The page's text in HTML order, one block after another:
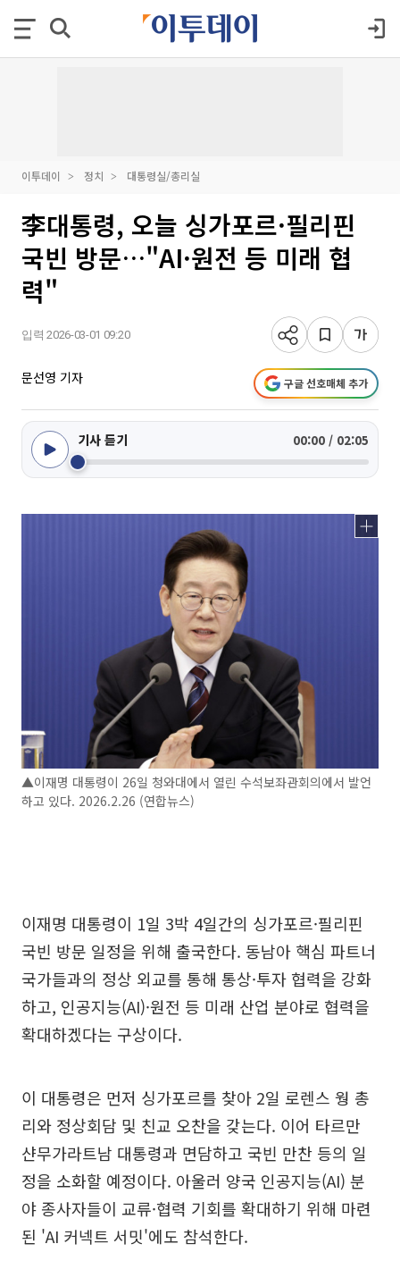
이투데이 정치 대통령실/총리실
李대통령, 오늘 싱가포르·필리핀
국빈 방문…"AI·원전 등 미래 협
력"
입력 2026-03-01 09:20
문선영 기자 구글 선호매체 추가
기사 듣기 00:00 / 02:05
▲이재명 대통령이 26일 청와대에서 열린 수석보좌관회의에서 발언
하고 있다. 2026.2.26 (연합뉴스)
이재명 대통령이 1일 3박 4일간의 싱가포르·필리핀
국빈 방문 일정을 위해 출국한다. 동남아 핵심 파트너
국가들과의 정상 외교를 통해 통상·투자 협력을 강화
하고, 인공지능(AI)·원전 등 미래 산업 분야로 협력을
확대하겠다는 구상이다.
이 대통령은 먼저 싱가포르를 찾아 2일 로렌스 웡 총
리와 정상회담 및 친교 오찬을 갖는다. 이어 타르만
샨무가라트남 대통령과 면담하고 국빈 만찬 등의 일
정을 소화할 예정이다. 아울러 양국 인공지능(AI) 분
야 종사자들이 교류·협력 기회를 확대하기 위해 마련
된 'AI 커넥트 서밋'에도 참석한다.